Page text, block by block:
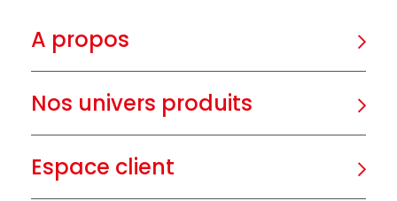
A propos
Nos univers produits
Espace client